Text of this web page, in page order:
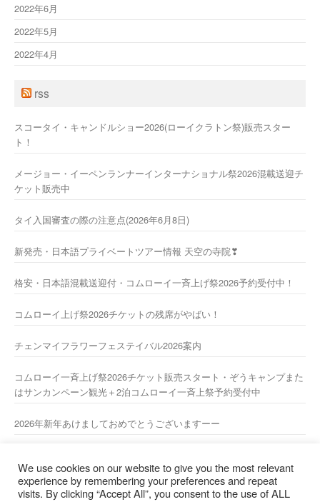
2022年6月
2022年5月
2022年4月
rss
スコータイ・キャンドルショー2026(ローイクラトン祭)販売スター
ト！
メージョー・イーペンランナーインターナショナル祭2026混載送迎チ
ケット販売中
タイ入国審査の際の注意点(2026年6月8日)
新発売・日本語プライベートツアー情報 天空の寺院❣
格安・日本語混載送迎付・コムローイ一斉上げ祭2026予約受付中！
コムローイ上げ祭2026チケットの残席がやばい！
チェンマイフラワーフェステイバル2026案内
コムローイ一斉上げ祭2026チケット販売スタート・ぞうキャンプまた
はサンカンペーン観光＋2泊コムローイ一斉上祭予約受付中
2026年新年あけましておめでとうございますーー
We use cookies on our website to give you the most relevant
experience by remembering your preferences and repeat
visits. By clicking “Accept All”, you consent to the use of ALL